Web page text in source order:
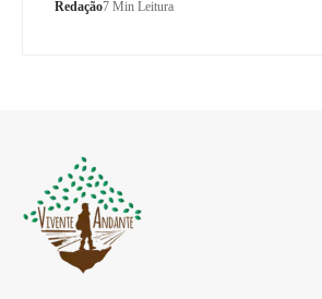
Redação7 Min Leitura